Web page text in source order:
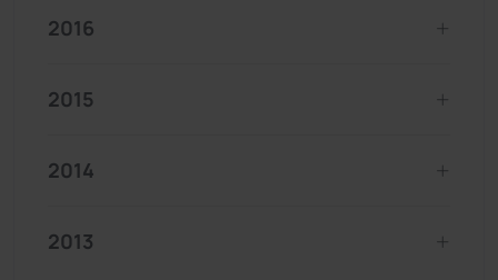
2016
2015
2014
2013